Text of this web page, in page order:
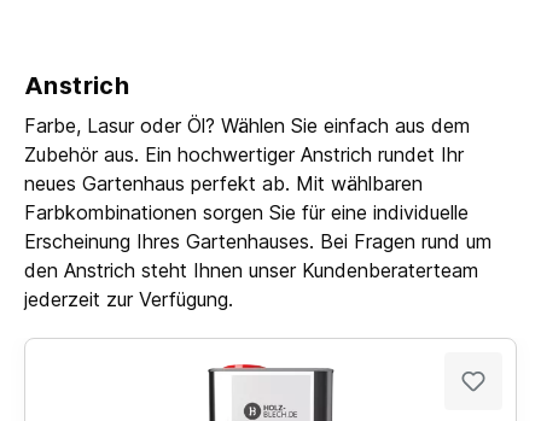
Anstrich
Farbe, Lasur oder Öl? Wählen Sie einfach aus dem
Zubehör aus. Ein hochwertiger Anstrich rundet Ihr
neues Gartenhaus perfekt ab. Mit wählbaren
Farbkombinationen sorgen Sie für eine individuelle
Erscheinung Ihres Gartenhauses. Bei Fragen rund um
den Anstrich steht Ihnen unser Kundenberaterteam
jederzeit zur Verfügung.